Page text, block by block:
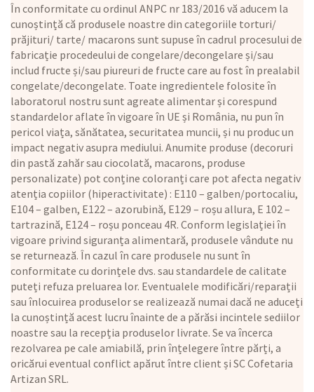
În conformitate cu ordinul ANPC nr 183/2016 vă aducem la
cunoștință că produsele noastre din categoriile torturi/
prăjituri/ tarte/ macarons sunt supuse în cadrul procesului de
fabricație procedeului de congelare/decongelare și/sau
includ fructe și/sau piureuri de fructe care au fost în prealabil
congelate/decongelate. Toate ingredientele folosite în
laboratorul nostru sunt agreate alimentar și corespund
standardelor aflate în vigoare în UE și România, nu pun în
pericol viața, sănătatea, securitatea muncii, și nu produc un
impact negativ asupra mediului. Anumite produse (decoruri
din pastă zahăr sau ciocolată, macarons, produse
personalizate) pot conține coloranți care pot afecta negativ
atenția copiilor (hiperactivitate) : E110 – galben/portocaliu,
E104 – galben, E122 – azorubină, E129 – roșu allura, E 102 –
tartrazină, E124 – roșu ponceau 4R. Conform legislației în
vigoare privind siguranța alimentară, produsele vândute nu
se returnează. În cazul în care produsele nu sunt în
conformitate cu dorințele dvs. sau standardele de calitate
puteți refuza preluarea lor. Eventualele modificări/reparații
sau înlocuirea produselor se realizează numai dacă ne aduceți
la cunoștință acest lucru înainte de a părăsi incintele sediilor
noastre sau la recepția produselor livrate. Se va încerca
rezolvarea pe cale amiabilă, prin înțelegere între părți, a
oricărui eventual conflict apărut între client și SC Cofetaria
Artizan SRL.